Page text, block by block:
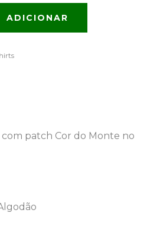
ADICIONAR
patch Cor do Monte no